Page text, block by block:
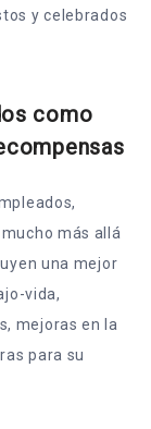
y celebrados
como
más allá
una mejor
vida,
mejoras en la
para su